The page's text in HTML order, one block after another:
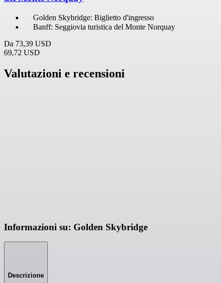
Golden Skybridge: Biglietto d'ingresso
Banff: Seggiovia turistica del Monte Norquay
Da 73,39 USD
69,72 USD
Valutazioni e recensioni
Informazioni su: Golden Skybridge
Descrizione